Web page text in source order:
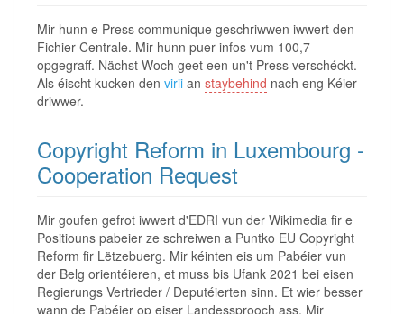
Mir hunn e Press communique geschriwwen iwwert den
Fichier Centrale. Mir hunn puer infos vum 100,7
opgegraff. Nächst Woch geet een un't Press verschéckt.
Als éischt kucken den virii an staybehind nach eng Kéier
driwwer.
Copyright Reform in Luxembourg -
Cooperation Request
Mir goufen gefrot iwwert d'EDRI vun der Wikimedia fir e
Positiouns pabeier ze schreiwen a Puntko EU Copyright
Reform fir Lëtzebuerg. Mir kéinten eis um Pabéier vun
der Belg orientéieren, et muss bis Ufank 2021 bei eisen
Regierungs Vertrieder / Deputéierten sinn. Et wier besser
wann de Pabéier op eiser Landessprooch ass. Mir